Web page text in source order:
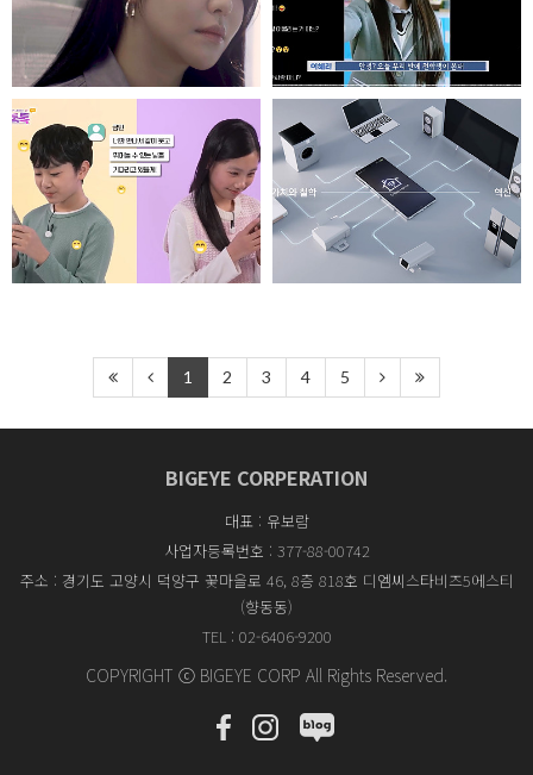
1 2 3 4 5
BIGEYE CORPERATION
대표 : 유보람
사업자등록번호 : 377-88-00742
주소 : 경기도 고양시 덕양구 꽃마을로 46, 8층 818호 디엠씨스타비즈5에스티
(향동동)
TEL : 02-6406-9200
COPYRIGHT ⓒ BIGEYE CORP All Rights Reserved.